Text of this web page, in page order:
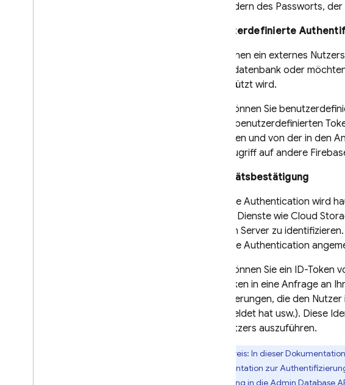
das Ändern des Passworts,
Benutzerdefinierte
Sie können ein externes
Nutzerdatenbank oder
unterstützt wird.
Dazu können Sie
diesen benutzerdefinierten
anmelden und von der in den
beim Zugriff auf andere
Identitätsbestätigung
Firebase Authentication wird
andere Dienste wie Cloud
eigenen Server zu
Firebase Authentication
Dazu können Sie ein ID-
das Token in eine Anfrage an
Anforderungen, die den
angemeldet hat usw.). Diese
des Nutzers auszuführen.
Hinweis: In dieser
Dokumentation zur
Einführung in die Admin Database